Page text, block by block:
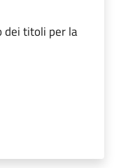
dei titoli per la